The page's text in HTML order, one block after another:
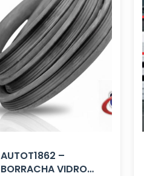
AUTOT1862 –
BORRACHA VIDRO